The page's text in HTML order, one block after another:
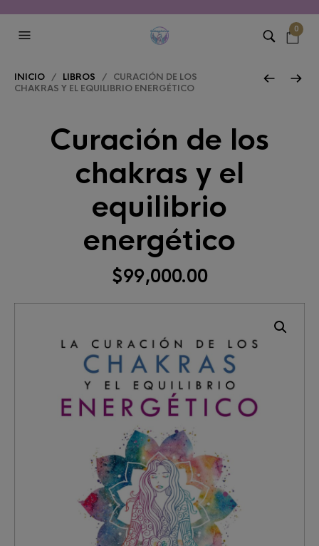
0
INICIO / LIBROS / CURACIÓN DE LOS
CHAKRAS Y EL EQUILIBRIO ENERGÉTICO
Curación de los
chakras y el
equilibrio
energético
$99,000.00